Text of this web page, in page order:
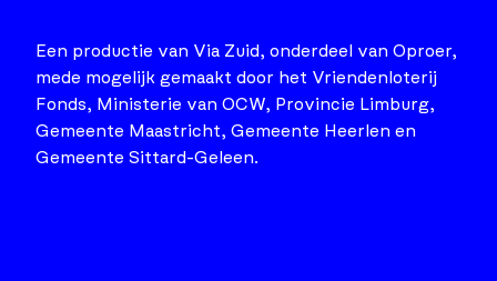
Een productie van Via Zuid, onderdeel van Oproer,
mede mogelijk gemaakt door het Vriendenloterij
Fonds, Ministerie van OCW, Provincie Limburg,
Gemeente Maastricht, Gemeente Heerlen en
Gemeente Sittard-Geleen.